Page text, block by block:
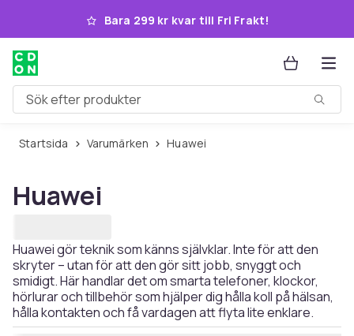
Hoppa till huvudinnehållet
Bara 299 kr kvar till Fri Frakt!
Sök efter produkter
Startsida Varumärken Huawei
Huawei
Huawei gör teknik som känns självklar. Inte för att den
skryter – utan för att den gör sitt jobb, snyggt och
smidigt. Här handlar det om smarta telefoner, klockor,
hörlurar och tillbehör som hjälper dig hålla koll på hälsan,
hålla kontakten och få vardagen att flyta lite enklare.